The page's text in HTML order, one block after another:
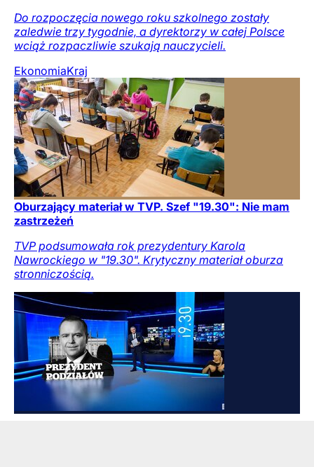
Do rozpoczęcia nowego roku szkolnego zostały
zaledwie trzy tygodnie, a dyrektorzy w całej Polsce
wciąż rozpaczliwie szukają nauczycieli.
EkonomiaKraj
Oburzający materiał w TVP. Szef "19.30": Nie mam
zastrzeżeń
TVP podsumowała rok prezydentury Karola
Nawrockiego w "19.30". Krytyczny materiał oburza
stronniczością.